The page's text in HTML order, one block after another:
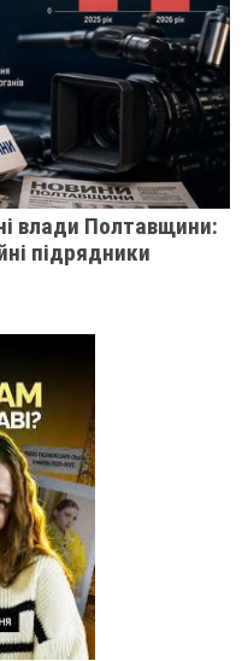
влади Полтавщини:
підрядники